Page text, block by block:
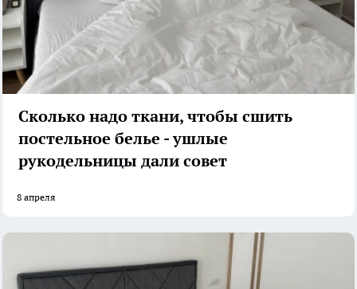
Сколько надо ткани, чтобы сшить
постельное белье - ушлые
рукодельницы дали совет
8 апреля